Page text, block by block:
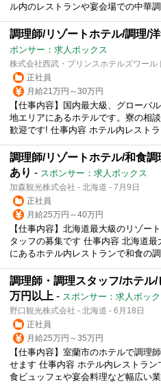
ル内のレストランや宴会場での中華
調理師/リゾートホテル/調理/
ポンサー：求人ボックス
株式会社西武・プリンスホテルズワール
正社員
月給21万円～30万円
【仕事内容】国内最大級、グローバ
地エリアにあるホテルです。寮の相
歓迎です! 仕事内容 ホテル内レスト
調理師/リゾートホテル/和食
あり - スポンサー：求人ボックス
加森観光株式会社 - 北海道 - 7月9日
正社員
月給25万円～40万円
【仕事内容】北海道最大級のリゾー
タッフの募集です 仕事内容 北海道
にあるホテル内レストランで和食の
調理師・調理スタッフ/ホテル
万円以上 - スポンサー：求人ボック
野口観光株式会社 - 北海道 - 6月18日
正社員
月給25万円～35万円
【仕事内容】室蘭市のホテルで調理
せます 仕事内容 ホテル内レストラ
食ビュッフェや宴会料理など幅広い